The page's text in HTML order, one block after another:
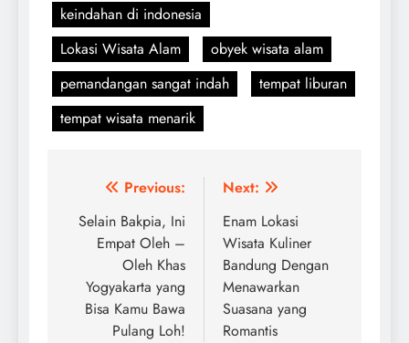
keindahan di indonesia
Lokasi Wisata Alam
obyek wisata alam
pemandangan sangat indah
tempat liburan
tempat wisata menarik
Navigasi
pos
Previous:
Selain Bakpia, Ini
Empat Oleh –
Oleh Khas
Yogyakarta yang
Bisa Kamu Bawa
Pulang Loh!
Next:
Enam Lokasi
Wisata Kuliner
Bandung Dengan
Menawarkan
Suasana yang
Romantis